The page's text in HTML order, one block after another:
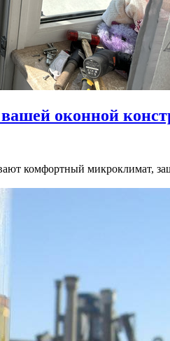
оконной
комфортный микроклимат,